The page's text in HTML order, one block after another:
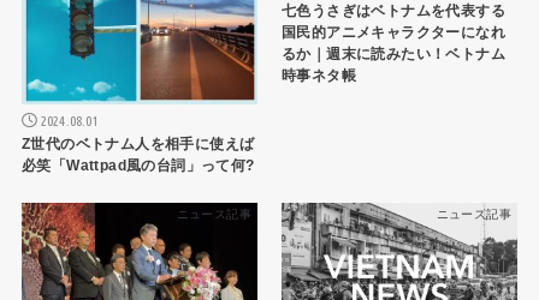
2024.08.01
Z世代のベトナム人を相手に使えば
必笑「Wattpad風の台詞」って何?
七色うさぎはベトナムを代表する
国民的アニメキャラクターになれ
るか｜週末に読みたい！ベトナム
時事ネタ帳
ニュース記事 ニュース記事